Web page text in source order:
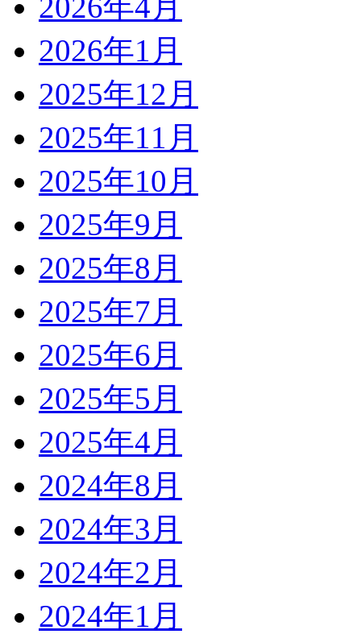
2026年1月
2025年12月
2025年11月
2025年10月
2025年9月
2025年8月
2025年7月
2025年6月
2025年5月
2025年4月
2024年8月
2024年3月
2024年2月
2024年1月